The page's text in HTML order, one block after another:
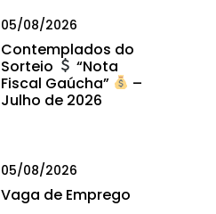
05/08/2026
Contemplados do
Sorteio
“Nota
Fiscal Gaúcha”
–
Julho de 2026
05/08/2026
Vaga de Emprego